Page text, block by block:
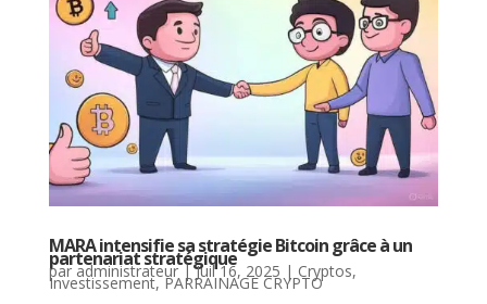
MARA intensifie sa stratégie Bitcoin grâce à un
partenariat stratégique
par administrateur|Juil 16, 2025 | Cryptos,
Investissement,PARRAINAGE CRYPTO